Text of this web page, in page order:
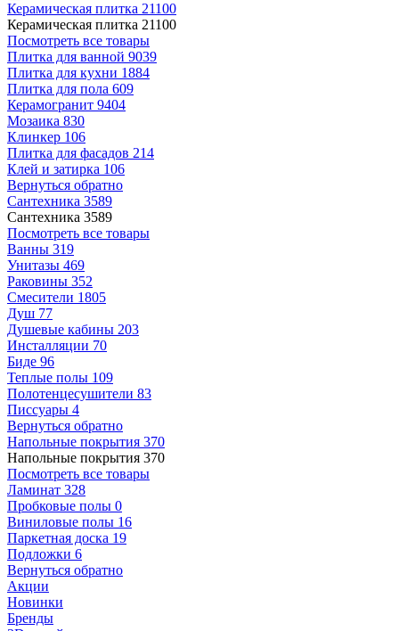
Керамическая плитка 21100
Керамическая плитка 21100
Посмотреть все товары
Плитка для ванной 9039
Плитка для кухни 1884
Плитка для пола 609
Керамогранит 9404
Мозаика 830
Клинкер 106
Плитка для фасадов 214
Клей и затирка 106
Вернуться обратно
Сантехника 3589
Сантехника 3589
Посмотреть все товары
Ванны 319
Унитазы 469
Раковины 352
Смесители 1805
Душ 77
Душевые кабины 203
Инсталляции 70
Биде 96
Теплые полы 109
Полотенцесушители 83
Писсуары 4
Вернуться обратно
Напольные покрытия 370
Напольные покрытия 370
Посмотреть все товары
Ламинат 328
Пробковые полы 0
Виниловые полы 16
Паркетная доска 19
Подложки 6
Вернуться обратно
Акции
Новинки
Бренды